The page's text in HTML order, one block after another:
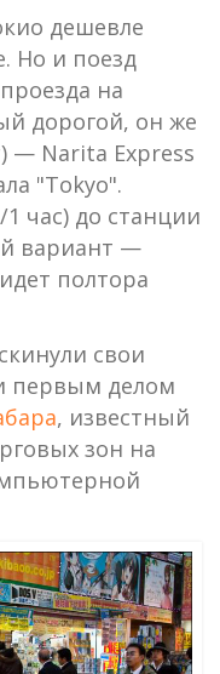
дешевле
Но и поезд
на
дорогой, он же
— Narita Express
"Tokyo".
час) до станции
вариант —
полтора
свои
первым делом
, известный
зон на